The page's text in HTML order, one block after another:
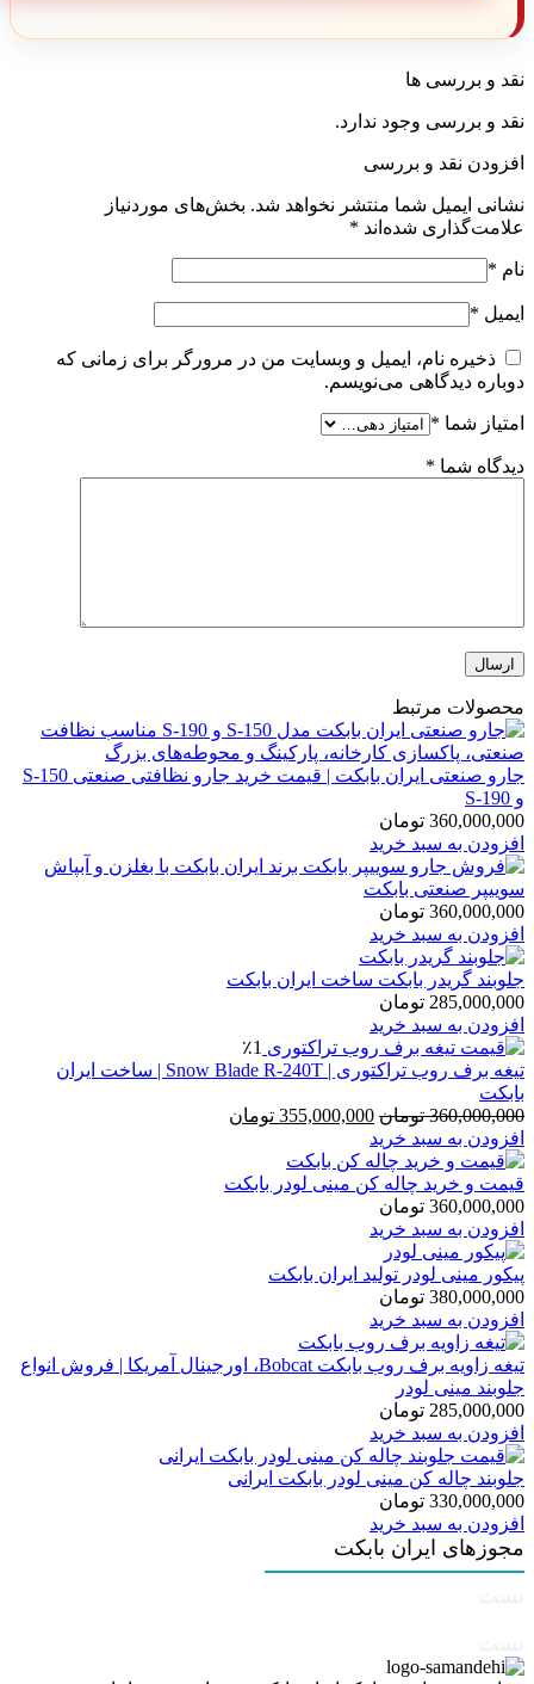
نقد و بررسی ها
نقد و بررسی وجود ندارد.
افزودن نقد و بررسی
نشانی ایمیل شما منتشر نخواهد شد. بخش‌های موردنیاز
علامت‌گذاری شده‌اند *
نام *
ایمیل *
ذخیره نام، ایمیل و وبسایت من در مرورگر برای زمانی که
دوباره دیدگاهی می‌نویسم.
امتیاز شما *
دیدگاه شما *
محصولات مرتبط
جارو صنعتی ایران بابکت | قیمت خرید جارو نظافتی صنعتی S-150
و S-190
360,000,000 تومان
افزودن به سبد خرید
سوییپر صنعتی بابکت
360,000,000 تومان
افزودن به سبد خرید
جلوبند گریدر بابکت ساخت ایران بابکت
285,000,000 تومان
افزودن به سبد خرید
٪1
تیغه برف روب تراکتوری | Snow Blade R-240T | ساخت ایران
بابکت
360,000,000 تومانقیمت
اصلی:
بود.
355,000,000 تومانقیمت
افزودن به سبد خرید
قیمت و خرید چاله کن مینی لودر بابکت
360,000,000 تومان
افزودن به سبد خرید
پیکور مینی لودر تولید ایران بابکت
380,000,000 تومان
افزودن به سبد خرید
تیغه زاویه برف روب بابکت Bobcat، اورجینال آمریکا | فروش انواع
جلوبند مینی لودر
285,000,000 تومان
افزودن به سبد خرید
جلوبند چاله کن مینی لودر بابکت ایرانی
330,000,000 تومان
افزودن به سبد خرید
مجوزهای ایران بابکت